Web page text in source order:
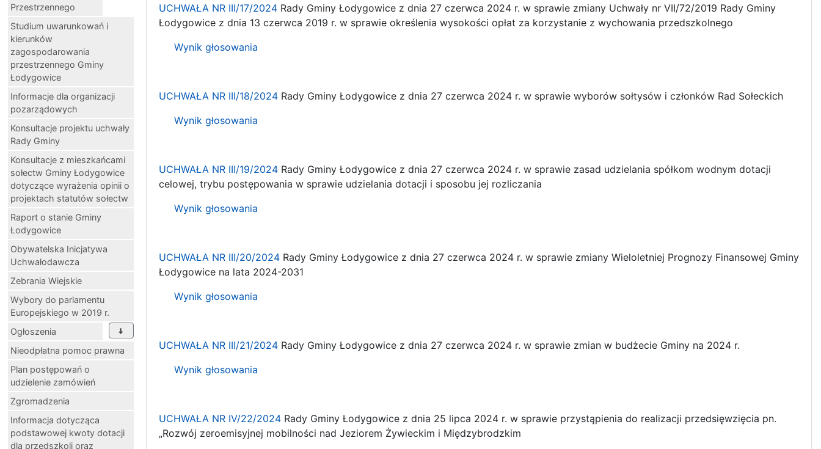
Przestrzennego
Studium uwarunkowań i
kierunków
zagospodarowania
przestrzennego Gminy
Łodygowice
Informacje dla organizacji
pozarządowych
Konsultacje projektu uchwały
Rady Gminy
Konsultacje z mieszkańcami
sołectw Gminy Łodygowice
dotyczące wyrażenia opinii o
projektach statutów sołectw
Raport o stanie Gminy
Łodygowice
Obywatelska Inicjatywa
Uchwałodawcza
Zebrania Wiejskie
Wybory do parlamentu
Europejskiego w 2019 r.
Ogłoszenia
Nieodpłatna pomoc prawna
Plan postępowań o
udzielenie zamówień
Zgromadzenia
Informacja dotycząca
podstawowej kwoty dotacji
dla przedszkoli oraz
UCHWAŁA NR III/17/2024 Rady Gminy Łodygowice z dnia 27 czerwca 2024 r. w sprawie zmiany Uchwały nr VII/72/2019 Rady Gminy
Łodygowice z dnia 13 czerwca 2019 r. w sprawie określenia wysokości opłat za korzystanie z wychowania przedszkolnego
Wynik głosowania
UCHWAŁA NR III/18/2024 Rady Gminy Łodygowice z dnia 27 czerwca 2024 r. w sprawie wyborów sołtysów i członków Rad Sołeckich
Wynik głosowania
UCHWAŁA NR III/19/2024 Rady Gminy Łodygowice z dnia 27 czerwca 2024 r. w sprawie zasad udzielania spółkom wodnym dotacji
celowej, trybu postępowania w sprawie udzielania dotacji i sposobu jej rozliczania
Wynik głosowania
UCHWAŁA NR III/20/2024 Rady Gminy Łodygowice z dnia 27 czerwca 2024 r. w sprawie zmiany Wieloletniej Prognozy Finansowej Gminy
Łodygowice na lata 2024-2031
Wynik głosowania
UCHWAŁA NR III/21/2024 Rady Gminy Łodygowice z dnia 27 czerwca 2024 r. w sprawie zmian w budżecie Gminy na 2024 r.
Wynik głosowania
UCHWAŁA NR IV/22/2024 Rady Gminy Łodygowice z dnia 25 lipca 2024 r. w sprawie przystąpienia do realizacji przedsięwzięcia pn.
„Rozwój zeroemisyjnej mobilności nad Jeziorem Żywieckim i Międzybrodzkim